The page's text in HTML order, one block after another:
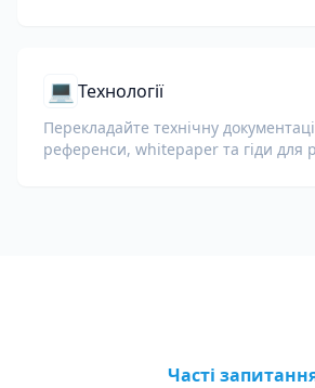
💻 Технології
Перекладайте технічну
референси, whitepaper та гіди для
Часті